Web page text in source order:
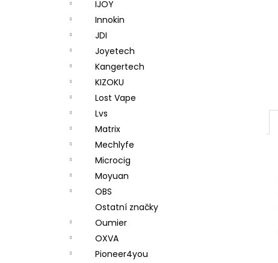
IJOY
Innokin
JDI
Joyetech
Kangertech
KIZOKU
Lost Vape
Lvs
Matrix
Mechlyfe
Microcig
Moyuan
OBS
Ostatní značky
Oumier
OXVA
Pioneer4you